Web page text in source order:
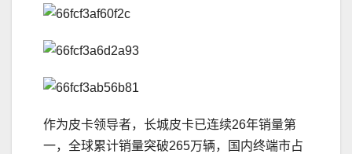
作为皮卡领导者，长城皮卡已连续26年销量第
一，全球累计销量突破265万辆，国内终端市占